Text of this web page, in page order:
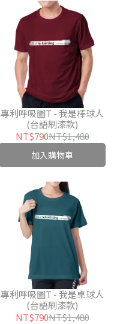
專利呼吸圖T - 我是棒球人
(台語刷漆款)
NT$790NT$1,480
加入購物車
專利呼吸圖T - 我是桌球人
(台語刷漆款)
NT$790NT$1,480